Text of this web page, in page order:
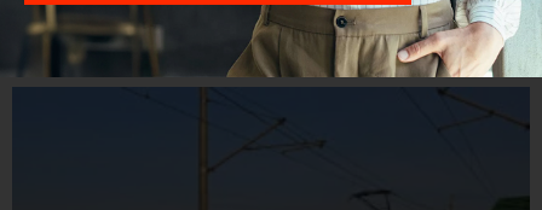
POVEZANI SADRŽAJI